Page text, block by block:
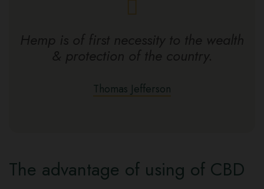
Thomas Jefferson
The advantage of using of CBD